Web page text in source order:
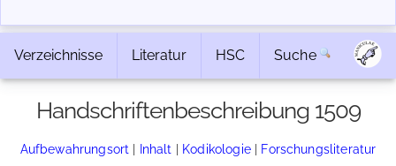
Verzeichnisse Literatur HSC Suche
Handschriftenbeschreibung 1509
Aufbewahrungsort | Inhalt | Kodikologie| Forschungsliteratur